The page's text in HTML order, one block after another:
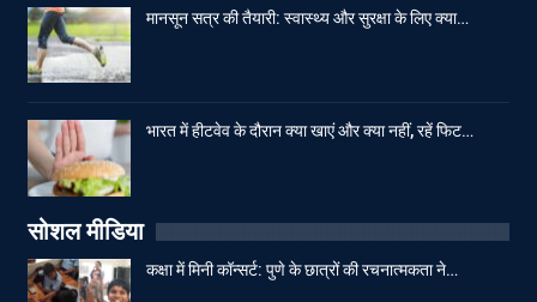
मानसून सत्र की तैयारी: स्वास्थ्य और सुरक्षा के लिए क्या…
भारत में हीटवेव के दौरान क्या खाएं और क्या नहीं, रहें फिट…
सोशल मीडिया
कक्षा में मिनी कॉन्सर्ट: पुणे के छात्रों की रचनात्मकता ने…